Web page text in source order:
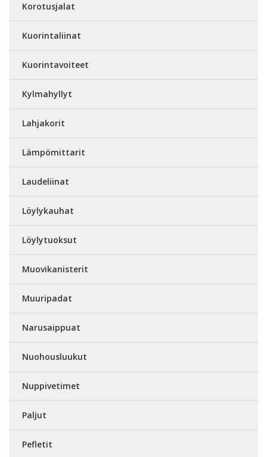
Korotusjalat
Kuorintaliinat
Kuorintavoiteet
Kylmahyllyt
Lahjakorit
Lämpömittarit
Laudeliinat
Löylykauhat
Löylytuoksut
Muovikanisterit
Muuripadat
Narusaippuat
Nuohousluukut
Nuppivetimet
Paljut
Pefletit